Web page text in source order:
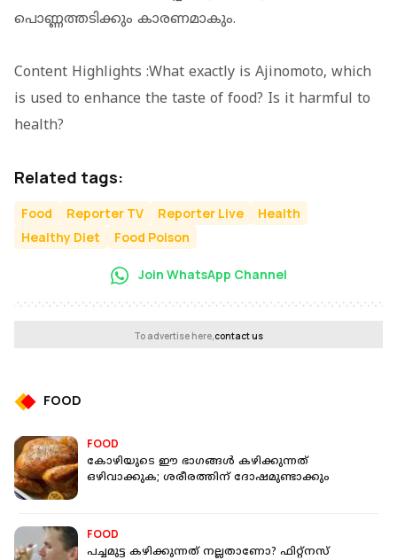
പൊണ്ണത്തടിക്കും കാരണമാകും.
Content Highlights :What exactly is Ajinomoto, which
is used to enhance the taste of food? Is it harmful to
health?
Related tags:
Food Reporter TV Reporter Live
Health
Healthy Diet
Food Poison
Join WhatsApp Channel
To advertise here,contact us
FOOD
FOOD
കോഴിയുടെ ഈ ഭാഗങ്ങള്‍ കഴിക്കുന്നത്
ഒഴിവാക്കുക; ശരീരത്തിന് ദോഷമുണ്ടാക്കും
FOOD
പച്ചമുട്ട കഴിക്കുന്നത് നല്ലതാണോ? ഫിറ്റ്‌നസ്